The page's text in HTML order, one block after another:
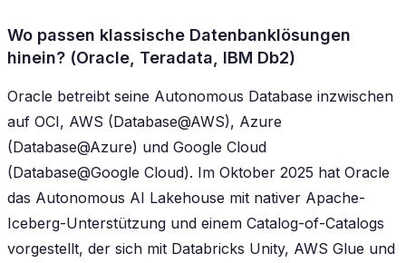
Wo passen klassische Datenbanklösungen
hinein? (Oracle, Teradata, IBM Db2)
Oracle betreibt seine Autonomous Database inzwischen
auf OCI, AWS (Database@AWS), Azure
(Database@Azure) und Google Cloud
(Database@Google Cloud). Im Oktober 2025 hat Oracle
das Autonomous AI Lakehouse mit nativer Apache-
Iceberg-Unterstützung und einem Catalog-of-Catalogs
vorgestellt, der sich mit Databricks Unity, AWS Glue und